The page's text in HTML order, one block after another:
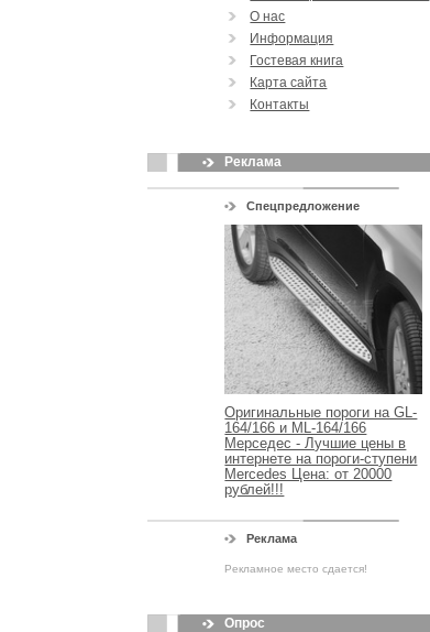
О нас
Информация
Гостевая книга
Карта сайта
Контакты
Реклама
Спецпредложение
Оригинальные пороги на GL-
164/166 и ML-164/166
Мерседес - Лучшие цены в
интернете на пороги-ступени
Mercedes Цена: от 20000
рублей!!!
Реклама
Рекламное место сдается!
Опрос